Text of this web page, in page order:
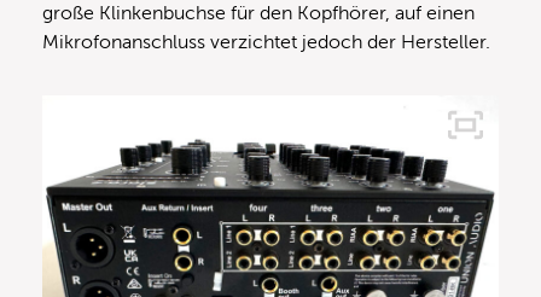
große Klinkenbuchse für den Kopfhörer, auf einen
Mikrofonanschluss verzichtet jedoch der Hersteller.